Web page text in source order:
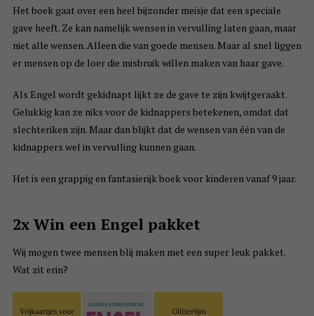
Het boek gaat over een heel bijzonder meisje dat een speciale
gave heeft. Ze kan namelijk wensen in vervulling laten gaan, maar
niet alle wensen. Alleen die van goede mensen. Maar al snel liggen
er mensen op de loer die misbruik willen maken van haar gave.
Als Engel wordt gekidnapt lijkt ze de gave te zijn kwijtgeraakt.
Gelukkig kan ze niks voor de kidnappers betekenen, omdat dat
slechteriken zijn. Maar dan blijkt dat de wensen van één van de
kidnappers wel in vervulling kunnen gaan.
Het is een grappig en fantasierijk boek voor kinderen vanaf 9 jaar.
2x Win een Engel pakket
Wij mogen twee mensen blij maken met een super leuk pakket.
Wat zit erin?